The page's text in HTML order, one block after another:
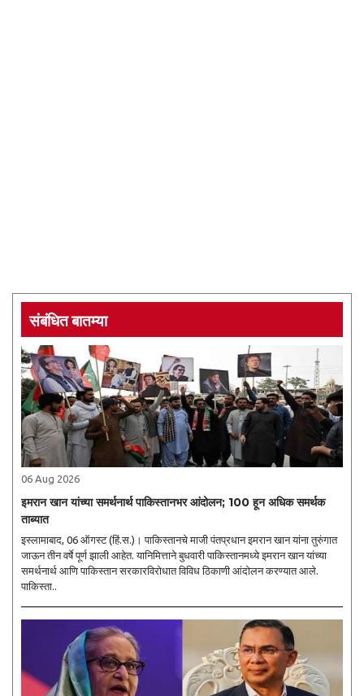
संबंधित बातम्या
06 Aug 2026
इमरान खान यांच्या समर्थनार्थ पाकिस्तानभर आंदोलन; 100 हून अधिक समर्थक
ताब्यात
इस्लामाबाद, 06 ऑगस्ट (हिं.स.)। पाकिस्तानचे माजी पंतप्रधान इमरान खान यांना तुरुंगात
जाऊन तीन वर्षे पूर्ण झाली आहेत. यानिमित्ताने बुधवारी पाकिस्तानमध्ये इमरान खान यांच्या
समर्थनार्थ आणि पाकिस्तान सरकारविरोधात विविध ठिकाणी आंदोलन करण्यात आले.
पाकिस्ता..